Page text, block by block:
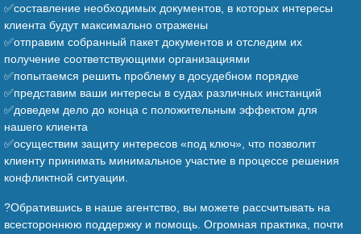
✅составление необходимых документов, в которых интересы
клиента будут максимально отражены
✅отправим собранный пакет документов и отследим их
получение соответствующими организациями
✅попытаемся решить проблему в досудебном порядке
✅представим ваши интересы в судах различных инстанций
✅доведем дело до конца с положительным эффектом для
нашего клиента
✅осуществим защиту интересов «под ключ», что позволит
клиенту принимать минимальное участие в процессе решения
конфликтной ситуации.
?Обратившись в наше агентство, вы можете рассчитывать на
всестороннюю поддержку и помощь. Огромная практика, почти